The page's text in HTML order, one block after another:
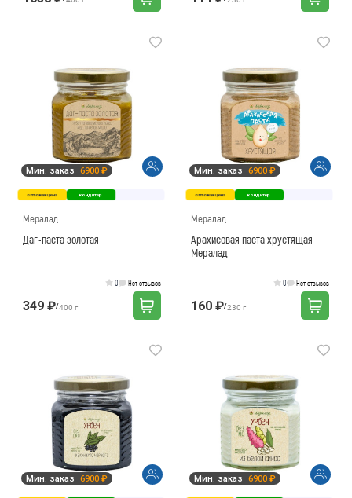
Мин. заказ 6900 ₽
оптовая цена кондитер
Мералад
Даг-паста золотая
0 Нет отзывов
349 ₽/400 г
Мин. заказ 6900 ₽
оптовая цена кондитер
Мералад
Арахисовая паста хрустящая
Мералад
0 Нет отзывов
160 ₽/230 г
Мин. заказ 6900 ₽ Мин. заказ 6900 ₽